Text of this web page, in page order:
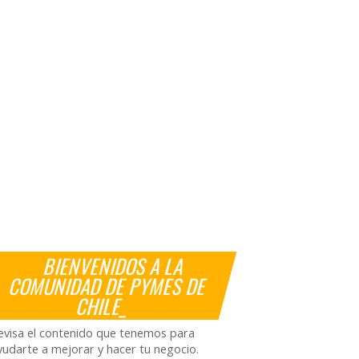
BIENVENIDOS A LA
COMUNIDAD DE PYMES DE
CHILE_
el contenido que tenemos para
a mejorar y hacer tu negocio.